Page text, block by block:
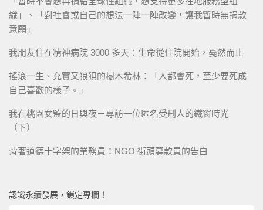
織」、「對社會或自己的想法一陣一陣改變，讓我暫時無捐款
意願」
我朋友住在精神病院 3000 多天：生命從住院開始，戞然而止
搖滾一生、充實又狼狽的樹木希林：「人都會死，至少要死成
自己喜歡的樣子。」
我在桃園女監的日與夜－專訪一位匿名受刑人的鐵窗時光
（下）
背著道德十字架的業務員：NGO 街頭募款員的告白
認識永續發展，鎖定專欄！